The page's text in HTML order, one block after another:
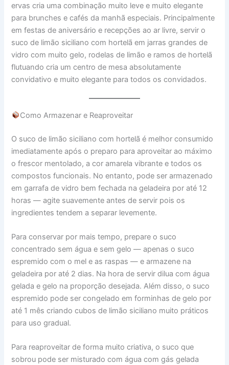
ervas cria uma combinação muito leve e muito elegante
para brunches e cafés da manhã especiais. Principalmente
em festas de aniversário e recepções ao ar livre, servir o
suco de limão siciliano com hortelã em jarras grandes de
vidro com muito gelo, rodelas de limão e ramos de hortelã
flutuando cria um centro de mesa absolutamente
convidativo e muito elegante para todos os convidados.
Como Armazenar e Reaproveitar
O suco de limão siciliano com hortelã é melhor consumido
imediatamente após o preparo para aproveitar ao máximo
o frescor mentolado, a cor amarela vibrante e todos os
compostos funcionais. No entanto, pode ser armazenado
em garrafa de vidro bem fechada na geladeira por até 12
horas — agite suavemente antes de servir pois os
ingredientes tendem a separar levemente.
Para conservar por mais tempo, prepare o suco
concentrado sem água e sem gelo — apenas o suco
espremido com o mel e as raspas — e armazene na
geladeira por até 2 dias. Na hora de servir dilua com água
gelada e gelo na proporção desejada. Além disso, o suco
espremido pode ser congelado em forminhas de gelo por
até 1 mês criando cubos de limão siciliano muito práticos
para uso gradual.
Para reaproveitar de forma muito criativa, o suco que
sobrou pode ser misturado com água com gás gelada